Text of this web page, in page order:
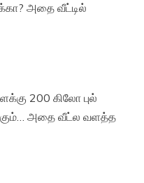
அதை வீட்டில்
200 கிலோ புல்
அதை வீட்ல வளத்த